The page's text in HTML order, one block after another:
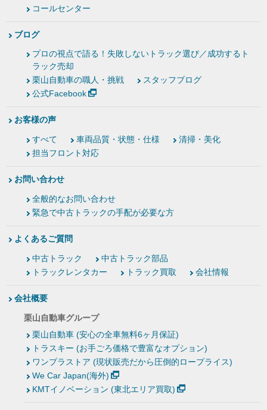
コールセンター
ブログ
プロの視点で語る！失敗しないトラック選び／成功するト
ラック売却
栗山自動車の職人・挑戦
スタッフブログ
公式Facebook
お客様の声
すべて 車両品質・状態・仕様
清掃・美化
担当フロント対応
お問い合わせ
全般的なお問い合わせ
緊急で中古トラックの手配が必要な方
よくあるご質問
中古トラック
中古トラック部品
トラックレンタカー
トラック買取 会社情報
会社概要
栗山自動車グループ
栗山自動車 (安心の全車無料6ヶ月保証)
トラスキー (お手ごろ価格で豊富なオプション)
ワンプラストア (現状販売だから圧倒的ロープライス)
We Car Japan(海外)
KMTイノベーション (東北エリア買取)